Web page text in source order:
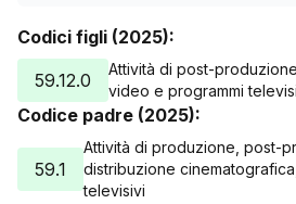
Codici figli (2025):
59.12.0
Attività di post-
video e programmi
Codice padre (2025):
59.1
Attività di produzione, post-
distribuzione
televisivi